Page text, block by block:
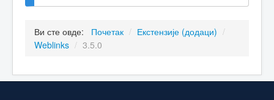
Ви сте овде: Почетак / Екстензије (додаци) /
Weblinks / 3.5.0